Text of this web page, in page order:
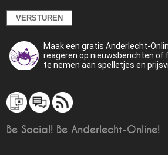
Maak een gratis Anderlecht-
reageren op nieuwsberichten of
te nemen aan spelletjes en
Be Social! Be Anderlecht-Online!